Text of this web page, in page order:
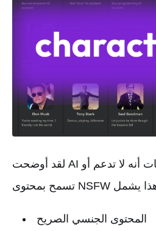
لقد أوضحت AI الخاصة بالشخصيات أنه لا تدعم أو
المحتوى الجنسي الصريح